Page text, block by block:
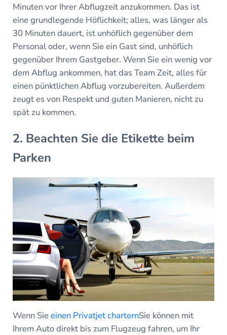
Minuten vor Ihrer Abflugzeit anzukommen. Das ist
eine grundlegende Höflichkeit; alles, was länger als
30 Minuten dauert, ist unhöflich gegenüber dem
Personal oder, wenn Sie ein Gast sind, unhöflich
gegenüber Ihrem Gastgeber. Wenn Sie ein wenig vor
dem Abflug ankommen, hat das Team Zeit, alles für
einen pünktlichen Abflug vorzubereiten. Außerdem
zeugt es von Respekt und guten Manieren, nicht zu
spät zu kommen.
2. Beachten Sie die Etikette beim
Parken
Wenn Sieeinen Privatjet charternSie können mit
Ihrem Auto direkt bis zum Flugzeug fahren, um Ihr